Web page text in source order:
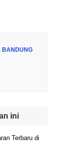
BANDUNG
ini
Terbaru di